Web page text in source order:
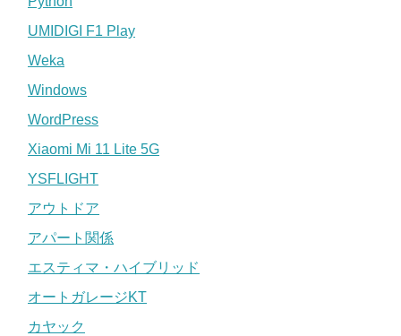
UMIDIGI F1 Play
Weka
Windows
WordPress
Xiaomi Mi 11 Lite 5G
YSFLIGHT
アウトドア
アパート関係
エスティマ・ハイブリッド
オートガレージKT
カヤック